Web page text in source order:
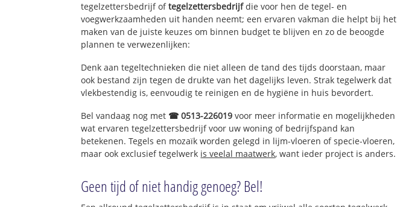
tegelzettersbedrijf oftegelzettersbedrijfdie voor hen de tegel- en
voegwerkzaamheden uit handen neemt; een ervaren vakman die helpt bij het
maken van de juiste keuzes om binnen budget te blijven en zo de beoogde
plannen te verwezenlijken:
Denk aan tegeltechnieken die niet alleen de tand des tijds doorstaan, maar
ook bestand zijn tegen de drukte van het dagelijks leven. Strak tegelwerk dat
vlekbestendig is, eenvoudig te reinigen en de hygiëne in huis bevordert.
Bel vandaag nog met ☎ 0513-226019 voor meer informatie en mogelijkheden
wat ervaren tegelzettersbedrijf voor uw woning of bedrijfspand kan
betekenen. Tegels en mozaïk worden gelegd in lijm-vloeren of specie-vloeren,
maar ook exclusief tegelwerk is veelal maatwerk, want ieder project is anders.
Geen tijd of niet handig genoeg? Bel!